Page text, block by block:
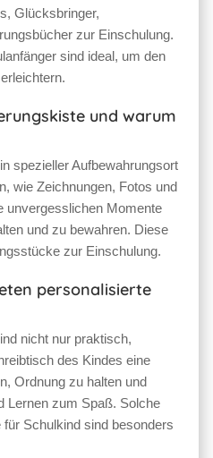
Glücksbringer,
zur Einschulung.
sind ideal, um den
und warum
spezieller Aufbewahrungsort
wie Zeichnungen, Fotos und
unvergesslichen Momente
und zu bewahren. Diese
zur Einschulung.
personalisierte
nicht nur praktisch,
des Kindes eine
Ordnung zu halten und
Lernen zum Spaß. Solche
Schulkind sind besonders